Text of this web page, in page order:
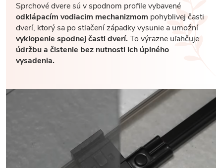
Sprchové dvere sú v spodnom profile vybavené
odklápacím vodiacim mechanizmom pohyblivej časti
dverí, ktorý sa po stlačení západky vysunie a umožní
vyklopenie spodnej časti dverí.To výrazne uľahčuje
údržbu a čistenie bez nutnosti ich úplného
vysadenia.